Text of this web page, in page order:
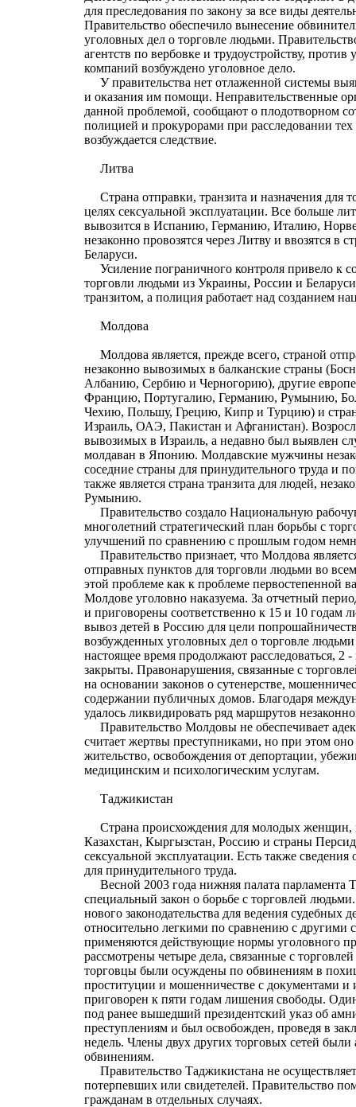
для преследования по закону за все виды
Правительство обеспечило вынесение
уголовных дел о торговле людьми.
агентств по вербовке и трудоустройству, против
компаний возбуждено уголовное дело.
У правительства нет отлаженной системы
и оказания им помощи. Неправительственные
данной проблемой, сообщают о плодотворном
полицией и прокурорами при расследовании
возбуждается следствие.
Литва
Страна отправки, транзита и назначения для
целях сексуальной эксплуатации. Все больше
вывозится в Испанию, Германию, Италию,
незаконно провозятся через Литву и ввозятся в
Беларуси.
Усиление пограничного контроля привело к
торговли людьми из Украины, России и
транзитом, а полиция работает над созданием
Молдова
Молдова является, прежде всего, страной
незаконно вывозимых в балканские страны
Албанию, Сербию и Черногорию), другие
Францию, Португалию, Германию, Румынию,
Чехию, Польшу, Грецию, Кипр и Турцию) и
Израиль, ОАЭ, Пакистан и Афганистан).
вывозимых в Израиль, а недавно был выявлен
молдаван в Японию. Молдавские мужчины
соседние страны для принудительного труда и
также является страна транзита для людей,
Румынию.
Правительство создало Национальную
многолетний стратегический план борьбы с
улучшений по сравнению с прошлым годом
Правительство признает, что Молдова
отправных пунктов для торговли людьми во
этой проблеме как к проблеме первостепенной
Молдове уголовно наказуема. За отчетный
и приговорены соответственно к 15 и 10 годам
вывоз детей в Россию для цели
возбужденных уголовных дел о торговле
настоящее время продолжают расследоваться, 2
закрыты. Правонарушения, связанные с
на основании законов о сутенерстве,
содержании публичных домов. Благодаря
удалось ликвидировать ряд маршрутов
Правительство Молдовы не обеспечивает
считает жертвы преступниками, но при этом
жительство, освобождения от депортации,
медицинским и психологическим услугам.
Таджикистан
Страна происхождения для молодых женщин,
Казахстан, Кыргызстан, Россию и страны
сексуальной эксплуатации. Есть также
для принудительного труда.
Весной 2003 года нижняя палата парламента
специальный закон о борьбе с торговлей
нового законодательства для ведения судебных
относительно легкими по сравнению с другими
применяются действующие нормы уголовного
рассмотрены четыре дела, связанные с
торговцы были осуждены по обвинениям в
проституции и мошенничестве с документами
приговорен к пяти годам лишения свободы.
под ранее вышедший президентский указ об
преступлениям и был освобожден, проведя в
недель. Члены двух других торговых сетей
обвинениям.
Правительство Таджикистана не
потерпевших или свидетелей. Правительство
гражданам в отдельных случаях.